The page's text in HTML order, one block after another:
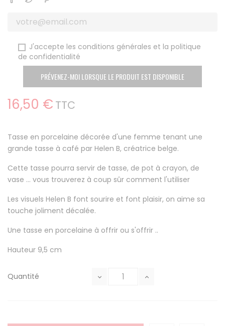
J'accepte les conditions générales et la politique
de confidentialité
PRÉVENEZ-MOI LORSQUE LE PRODUIT EST DISPONIBLE
16,50 € TTC
Tasse en porcelaine décorée d'une femme tenant une
grande tasse à café par Helen B, créatrice belge.
Cette tasse pourra servir de tasse, de pot à crayon, de
vase ... vous trouverez à coup sûr comment l'utiliser
Les visuels Helen B font sourire et font plaisir, on aime sa
touche joliment décalée.
Une tasse en porcelaine à offrir ou s'offrir ..
Hauteur 9,5 cm
Quantité